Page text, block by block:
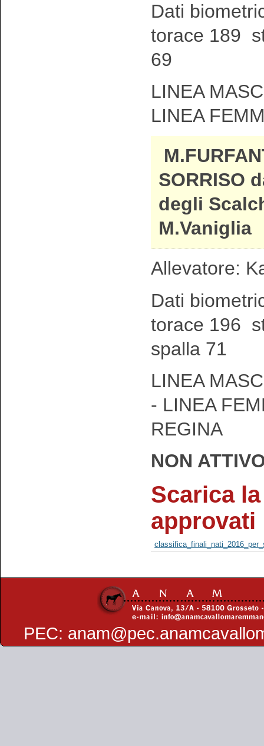
Dati
torace 189
69
LINEA
LINEA
SORRISO
degli
M.Vaniglia
Allevatore:
Dati
torace 196
spalla 71
LINEA
- LINEA
REGINA
NON
Scarica
approvati
PEC: